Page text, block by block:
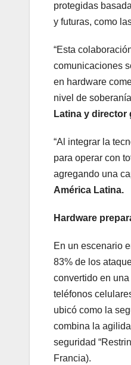
protegidas
y futuras, como
“Esta
comunicaciones
en hardware
nivel de
Latina y director
“Al integrar la
para operar con
agregando una
América Latina.
Hardware
En un escenario
83% de los
convertido en
teléfonos
ubicó como la
combina la
seguridad
Francia).